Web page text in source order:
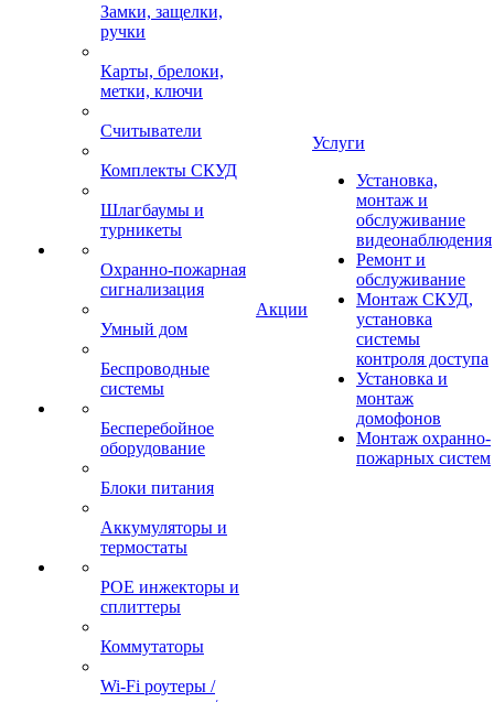
Замки, защелки,
ручки
Карты, брелоки,
метки, ключи
Считыватели
Комплекты СКУД
Шлагбаумы и
турникеты
Охранно-пожарная
сигнализация
Умный дом
Беспроводные
системы
Бесперебойное
оборудование
Блоки питания
Аккумуляторы и
термостаты
POE инжекторы и
сплиттеры
Коммутаторы
Wi-Fi роутеры /
Акции
Услуги
Установка,
монтаж и
обслуживание
видеонаблюдения
Ремонт и
обслуживание
Монтаж СКУД,
установка
системы
контроля доступа
Установка и
монтаж
домофонов
Монтаж охранно-
пожарных систем